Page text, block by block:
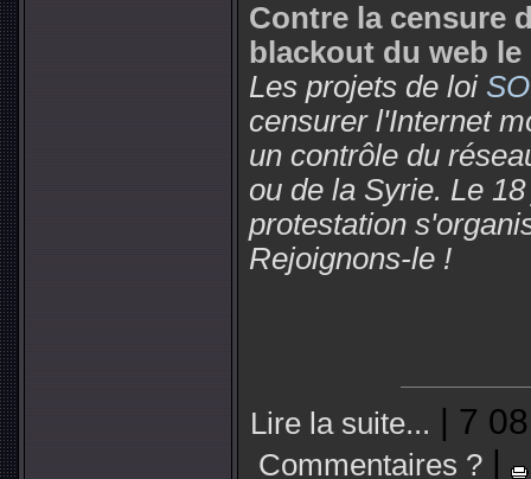
Contre la censure
blackout du web le
Les projets de loi
censurer l'Internet
un contrôle du
ou de la Syrie. Le
protestation
Rejoignons-le !
Lire la suite... | 7
Commentaires ? |